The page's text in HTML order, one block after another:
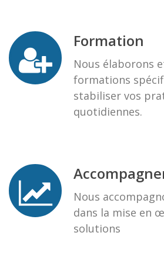
Formation
Nous élaborons
formations
stabiliser vos
quotidiennes.
Nous
dans la mise en
solutions